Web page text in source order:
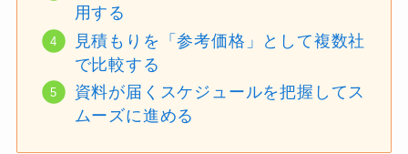
用する
見積もりを「参考価格」として複数社
で比較する
資料が届くスケジュールを把握してス
ムーズに進める